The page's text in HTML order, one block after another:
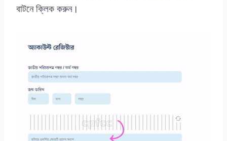
বাটনে ক্লিক করুন।